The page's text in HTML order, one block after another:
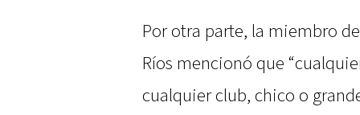
Por otra parte, la miembro
Ríos mencionó que
cualquier club, chico o